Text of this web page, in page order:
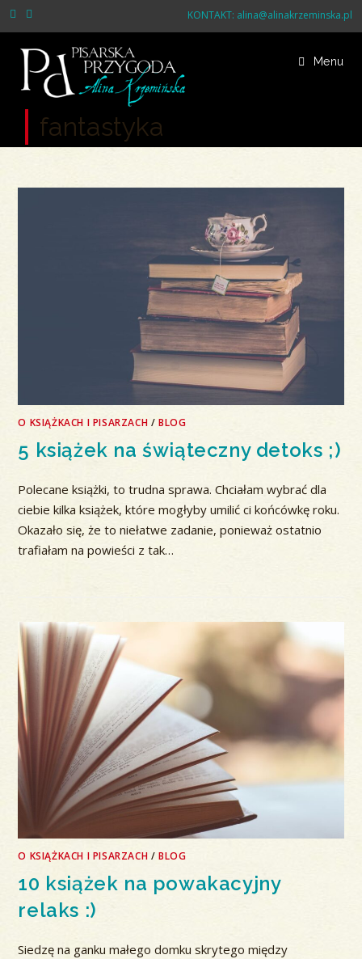
Skip
content
KONTAKT: alina@alinakrzeminska.pl
Menu
fantastyka
O KSIĄŻKACH I PISARZACH /BLOG
5 książek na świąteczny detoks ;)
Polecane książki, to trudna sprawa. Chciałam wybrać dla
ciebie kilka książek, które mogłyby umilić ci końcówkę roku.
Okazało się, że to niełatwe zadanie, ponieważ ostatnio
trafiałam na powieści z tak…
O KSIĄŻKACH I PISARZACH /BLOG
10 książek na powakacyjny
relaks :)
Siedzę na ganku małego domku skrytego między